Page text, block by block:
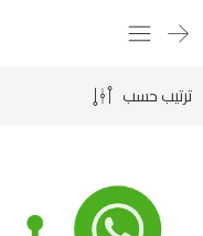
ترتيب حسب